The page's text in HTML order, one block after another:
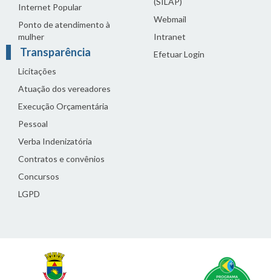
Internet Popular
Ponto de atendimento à
mulher
Transparência
Licitações
Atuação dos vereadores
Execução Orçamentária
Pessoal
Verba Indenizatória
Contratos e convênios
Concursos
LGPD
Webmail
Intranet
Efetuar Login